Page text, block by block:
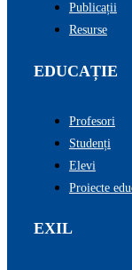
Publicații
Resurse
EDUCAȚIE
Profesori
Studenți
Elevi
Proiecte
EXIL